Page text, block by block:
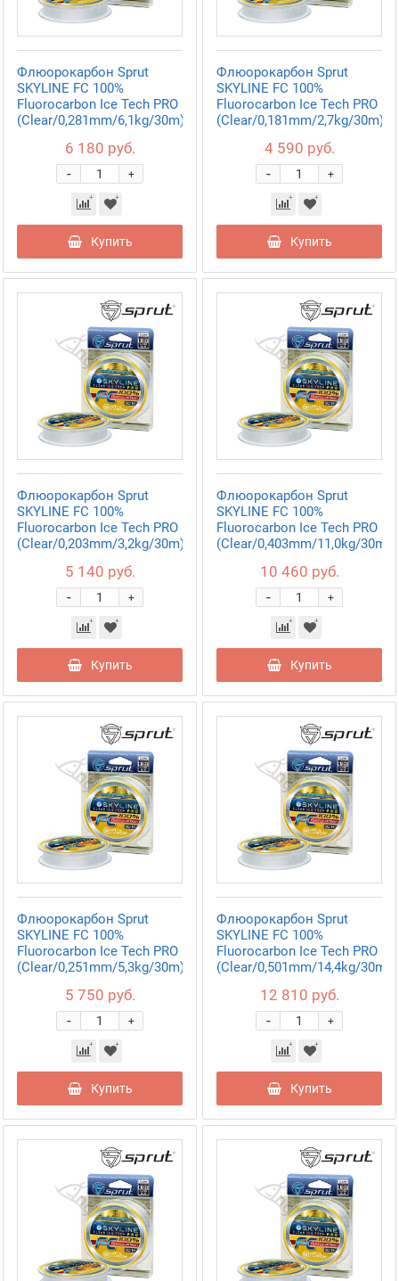
Флюорокарбон Sprut
SKYLINE FC 100%
Fluorocarbon Ice Tech PRO
(Clear/0,281mm/6,1kg/30m)
6 180 руб.
+
-
Купить
Флюорокарбон Sprut
SKYLINE FC 100%
Fluorocarbon Ice Tech PRO
(Clear/0,181mm/2,7kg/30m)
4 590 руб.
+
-
Купить
Флюорокарбон Sprut
SKYLINE FC 100%
Fluorocarbon Ice Tech PRO
(Clear/0,203mm/3,2kg/30m)
5 140 руб.
+
-
Купить
Флюорокарбон Sprut
SKYLINE FC 100%
Fluorocarbon Ice Tech PRO
(Clear/0,403mm/11,0kg/30m)
10 460 руб.
+
-
Купить
Флюорокарбон Sprut
SKYLINE FC 100%
Fluorocarbon Ice Tech PRO
(Clear/0,251mm/5,3kg/30m)
5 750 руб.
+
-
Купить
Флюорокарбон Sprut
SKYLINE FC 100%
Fluorocarbon Ice Tech PRO
(Clear/0,501mm/14,4kg/30m)
12 810 руб.
+
-
Купить